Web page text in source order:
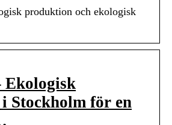
produktion och ekologisk
Ekologisk
Stockholm för en